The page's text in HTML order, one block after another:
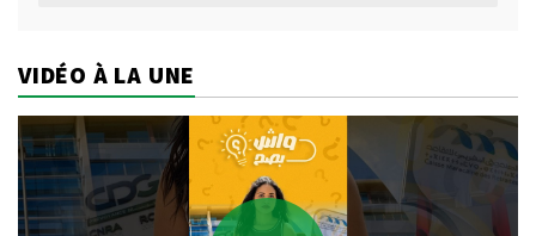
VIDÉO À LA UNE